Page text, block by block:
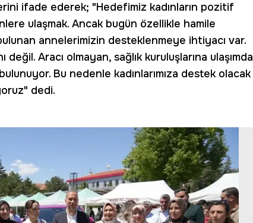
ifade ederek; "Hedefimiz kadınların pozitif
ulaşmak. Ancak bugün özellikle hamile
annelerimizin desteklenmeye ihtiyacı var.
Aracı olmayan, sağlık kuruluşlarına ulaşımda
Bu nedenle kadınlarımıza destek olacak
dedi.